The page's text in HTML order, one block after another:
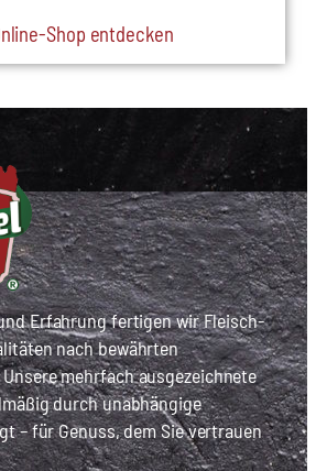
Shop entdecken
Erfahrung fertigen wir Fleisch-
nach bewährten
mehrfach ausgezeichnete
durch unabhängige
– für Genuss, dem Sie vertrauen